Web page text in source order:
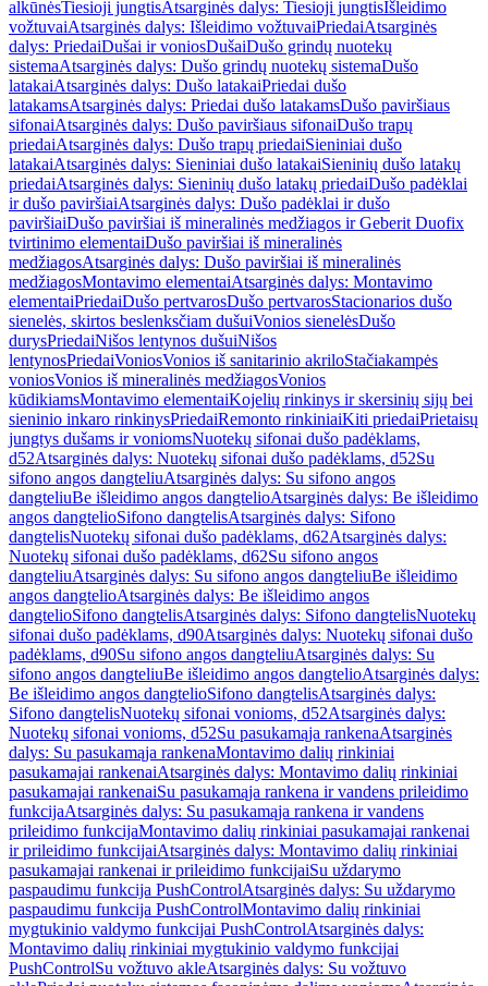
alkūnėsTiesioji jungtisAtsarginės dalys: Tiesioji jungtisIšleidimo
vožtuvaiAtsarginės dalys: Išleidimo vožtuvaiPriedaiAtsarginės
dalys: PriedaiDušai ir voniosDušaiDušo grindų nuotekų
sistemaAtsarginės dalys: Dušo grindų nuotekų sistemaDušo
latakaiAtsarginės dalys: Dušo latakaiPriedai dušo
latakamsAtsarginės dalys: Priedai dušo latakamsDušo paviršiaus
sifonaiAtsarginės dalys: Dušo paviršiaus sifonaiDušo trapų
priedaiAtsarginės dalys: Dušo trapų priedaiSieniniai dušo
latakaiAtsarginės dalys: Sieniniai dušo latakaiSieninių dušo latakų
priedaiAtsarginės dalys: Sieninių dušo latakų priedaiDušo padėklai
ir dušo paviršiaiAtsarginės dalys: Dušo padėklai ir dušo
paviršiaiDušo paviršiai iš mineralinės medžiagos ir Geberit Duofix
tvirtinimo elementaiDušo paviršiai iš mineralinės
medžiagosAtsarginės dalys: Dušo paviršiai iš mineralinės
medžiagosMontavimo elementaiAtsarginės dalys: Montavimo
elementaiPriedaiDušo pertvarosDušo pertvarosStacionarios dušo
sienelės, skirtos beslenksčiam dušuiVonios sienelėsDušo
durysPriedaiNišos lentynos dušuiNišos
lentynosPriedaiVoniosVonios iš sanitarinio akriloStačiakampės
voniosVonios iš mineralinės medžiagosVonios
kūdikiamsMontavimo elementaiKojelių rinkinys ir skersinių sijų bei
sieninio inkaro rinkinysPriedaiRemonto rinkiniaiKiti priedaiPrietaisų
jungtys dušams ir voniomsNuotekų sifonai dušo padėklams,
d52Atsarginės dalys: Nuotekų sifonai dušo padėklams, d52Su
sifono angos dangteliuAtsarginės dalys: Su sifono angos
dangteliuBe išleidimo angos dangtelioAtsarginės dalys: Be išleidimo
angos dangtelioSifono dangtelisAtsarginės dalys: Sifono
dangtelisNuotekų sifonai dušo padėklams, d62Atsarginės dalys:
Nuotekų sifonai dušo padėklams, d62Su sifono angos
dangteliuAtsarginės dalys: Su sifono angos dangteliuBe išleidimo
angos dangtelioAtsarginės dalys: Be išleidimo angos
dangtelioSifono dangtelisAtsarginės dalys: Sifono dangtelisNuotekų
sifonai dušo padėklams, d90Atsarginės dalys: Nuotekų sifonai dušo
padėklams, d90Su sifono angos dangteliuAtsarginės dalys: Su
sifono angos dangteliuBe išleidimo angos dangtelioAtsarginės dalys:
Be išleidimo angos dangtelioSifono dangtelisAtsarginės dalys:
Sifono dangtelisNuotekų sifonai vonioms, d52Atsarginės dalys:
Nuotekų sifonai vonioms, d52Su pasukamąja rankenaAtsarginės
dalys: Su pasukamąja rankenaMontavimo dalių rinkiniai
pasukamajai rankenaiAtsarginės dalys: Montavimo dalių rinkiniai
pasukamajai rankenaiSu pasukamąja rankena ir vandens prileidimo
funkcijaAtsarginės dalys: Su pasukamąja rankena ir vandens
prileidimo funkcijaMontavimo dalių rinkiniai pasukamajai rankenai
ir prileidimo funkcijaiAtsarginės dalys: Montavimo dalių rinkiniai
pasukamajai rankenai ir prileidimo funkcijaiSu uždarymo
paspaudimu funkcija PushControlAtsarginės dalys: Su uždarymo
paspaudimu funkcija PushControlMontavimo dalių rinkiniai
mygtukinio valdymo funkcijai PushControlAtsarginės dalys:
Montavimo dalių rinkiniai mygtukinio valdymo funkcijai
PushControlSu vožtuvo akleAtsarginės dalys: Su vožtuvo